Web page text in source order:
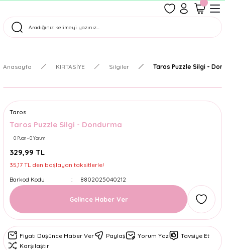
Tüm Siparişler Aynı Gün Kargoda!
Anasayfa KIRTASİYE Silgiler Taros Puzzle Silgi -
Taros
Taros Puzzle Silgi - Dondurma
0 Puan - 0 Yorum
329,99 TL
35,17 TL den başlayan taksitlerle!
Barkod Kodu
8802025040212
Gelince Haber Ver
Fiyatı Düşünce Haber Ver Paylaş Yorum Yaz
Tavsiye Et
Karşılaştır